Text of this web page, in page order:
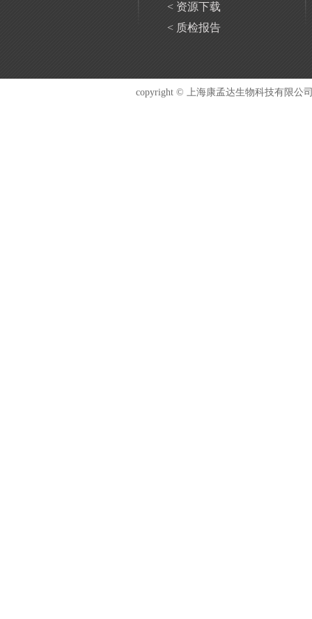
< 资源下载
< 质检报告
copyright © 上海康孟达生物科技有限公